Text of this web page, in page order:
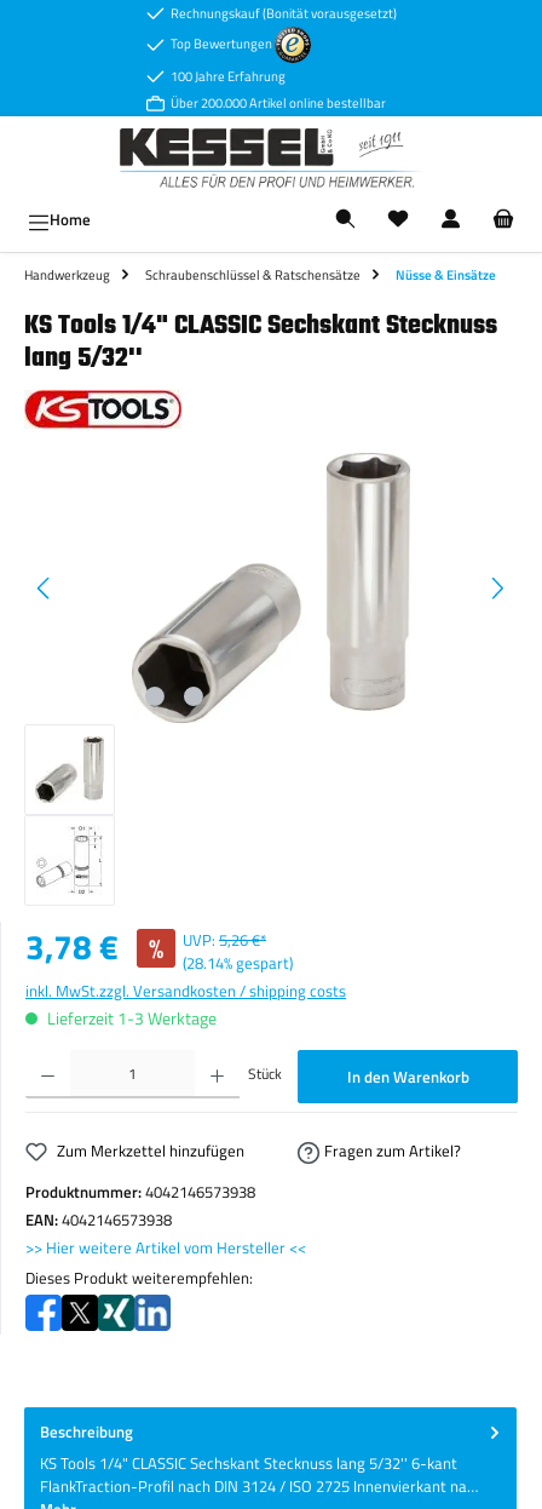
Zum Hauptinhalt springenRechnungskauf (Bonität vorausgesetzt)
Top Bewertungen
100 Jahre Erfahrung
Über 200.000 Artikel online bestellbar
Home
Handwerkzeug Schraubenschlüssel & Ratschensätze Nüsse & Einsätze
KS Tools 1/4" CLASSIC Sechskant Stecknuss
lang 5/32''
Verkaufspreis:
3,78 € % UVP: 5,26 €*
(28.14% gespart)
inkl. MwSt.zzgl. Versandkosten / shipping costs
Lieferzeit 1-3 Werktage
Produkt Anzahl: Gib den gewünschten Wert ein oder benutze die Schaltflächen um die Anzahl zu
Stück In den Warenkorb
Zum Merkzettel hinzufügen
Fragen zum Artikel?
Produktnummer:4042146573938
EAN:4042146573938
>> Hier weitere Artikel vom Hersteller <<
Dieses Produkt weiterempfehlen:
Beschreibung
KS Tools 1/4" CLASSIC Sechskant Stecknuss lang 5/32'' 6-kant
FlankTraction-Profil nach DIN 3124 / ISO 2725 Innenvierkant na…